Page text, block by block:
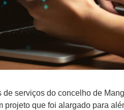
de serviços do concelho de
que foi alargado para